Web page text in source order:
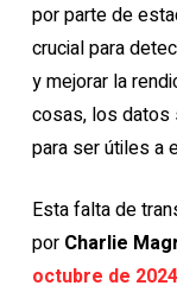
por parte de
crucial para
y mejorar la
cosas, los datos
para ser útiles a
Esta falta de
por Charlie
octubre de